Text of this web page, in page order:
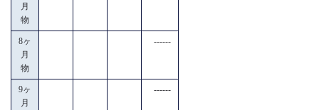
月
物
8ヶ
月
物
------
9ヶ
月
------